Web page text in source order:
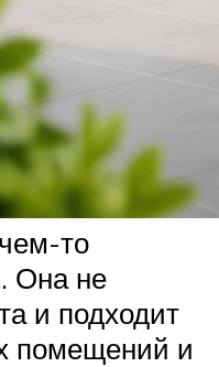
то
Она не
и подходит
помещений и